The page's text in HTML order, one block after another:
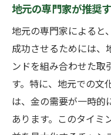
地元の専門家が推奨
地元の専門家によると
成功させるためには、
ンドを組み合わせた取
す。特に、地元での文
は、金の需要が一時的
あります。このタイミ